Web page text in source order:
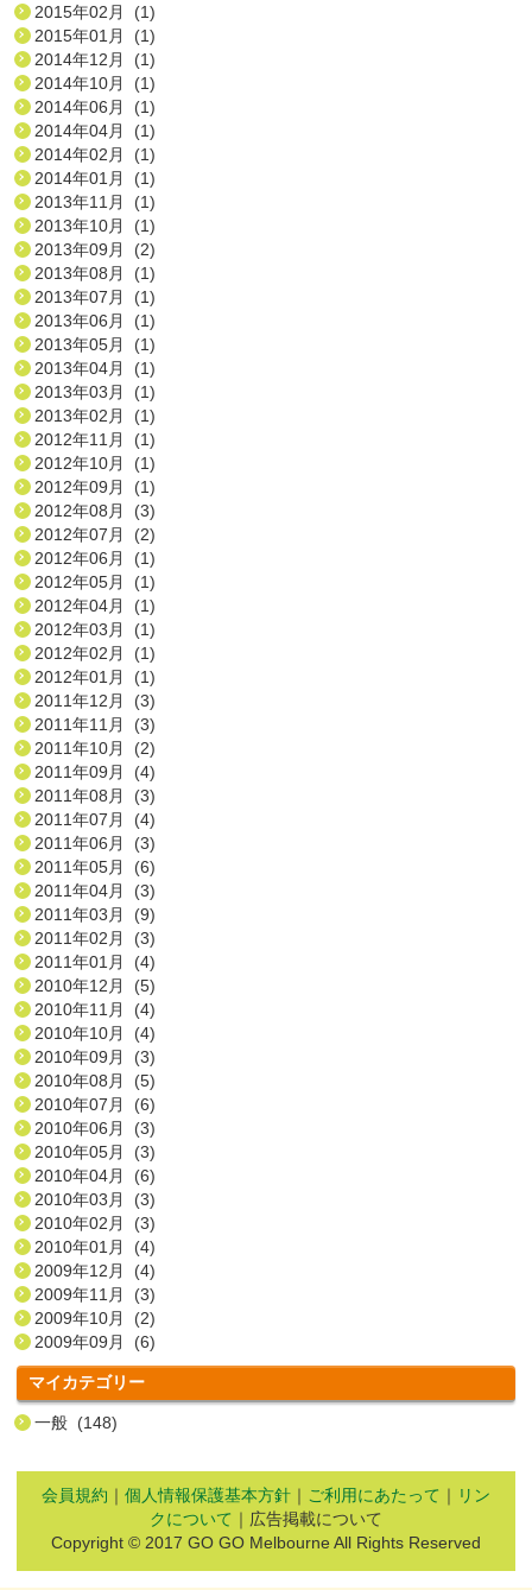
2015年02月 (1)
2015年01月 (1)
2014年12月 (1)
2014年10月 (1)
2014年06月 (1)
2014年04月 (1)
2014年02月 (1)
2014年01月 (1)
2013年11月 (1)
2013年10月 (1)
2013年09月 (2)
2013年08月 (1)
2013年07月 (1)
2013年06月 (1)
2013年05月 (1)
2013年04月 (1)
2013年03月 (1)
2013年02月 (1)
2012年11月 (1)
2012年10月 (1)
2012年09月 (1)
2012年08月 (3)
2012年07月 (2)
2012年06月 (1)
2012年05月 (1)
2012年04月 (1)
2012年03月 (1)
2012年02月 (1)
2012年01月 (1)
2011年12月 (3)
2011年11月 (3)
2011年10月 (2)
2011年09月 (4)
2011年08月 (3)
2011年07月 (4)
2011年06月 (3)
2011年05月 (6)
2011年04月 (3)
2011年03月 (9)
2011年02月 (3)
2011年01月 (4)
2010年12月 (5)
2010年11月 (4)
2010年10月 (4)
2010年09月 (3)
2010年08月 (5)
2010年07月 (6)
2010年06月 (3)
2010年05月 (3)
2010年04月 (6)
2010年03月 (3)
2010年02月 (3)
2010年01月 (4)
2009年12月 (4)
2009年11月 (3)
2009年10月 (2)
2009年09月 (6)
マイカテゴリー
一般 (148)
会員規約 ｜ 個人情報保護基本方針 ｜ ご利用にあたって ｜ リン
クについて ｜広告掲載について
Copyright © 2017 GO GO Melbourne All Rights Reserved